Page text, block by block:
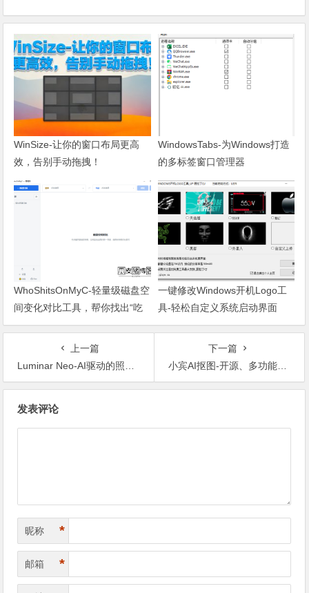
WinSize-让你的窗口布局更高
效，告别手动拖拽！
WindowsTabs-为Windows打造
的多标签窗口管理器
WhoShitsOnMyC-轻量级磁盘空
间变化对比工具，帮你找出“吃
掉”空间的罪魁祸首
一键修改Windows开机Logo工
具-轻松自定义系统启动界面
上一篇
Luminar Neo-AI驱动的照片编辑神器，轻松打造专业级作品
下一篇
小宾AI抠图-开源、多功能的图像处理工具
发表评论
昵称 *
邮箱 *